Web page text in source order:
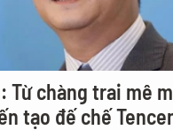
Từ chàng trai mê
tạo đế chế